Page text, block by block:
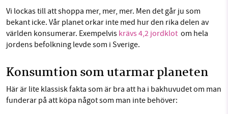
Vi lockas till att shoppa mer, mer, mer. Men det går ju som
bekant icke. Vår planet orkar inte med hur den rika delen av
världen konsumerar. Exempelvis krävs 4,2 jordklot om hela
jordens befolkning levde som i Sverige.
Konsumtion som utarmar planeten
Här är lite klassisk fakta som är bra att ha i bakhuvudet om man
funderar på att köpa något som man inte behöver: